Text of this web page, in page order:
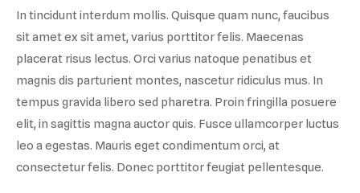
In tincidunt interdum mollis. Quisque quam nunc, faucibus
sit amet ex sit amet, varius porttitor felis. Maecenas
placerat risus lectus. Orci varius natoque penatibus et
magnis dis parturient montes, nascetur ridiculus mus. In
tempus gravida libero sed pharetra. Proin fringilla posuere
elit, in sagittis magna auctor quis. Fusce ullamcorper luctus
leo a egestas. Mauris eget condimentum orci, at
consectetur felis. Donec porttitor feugiat pellentesque.